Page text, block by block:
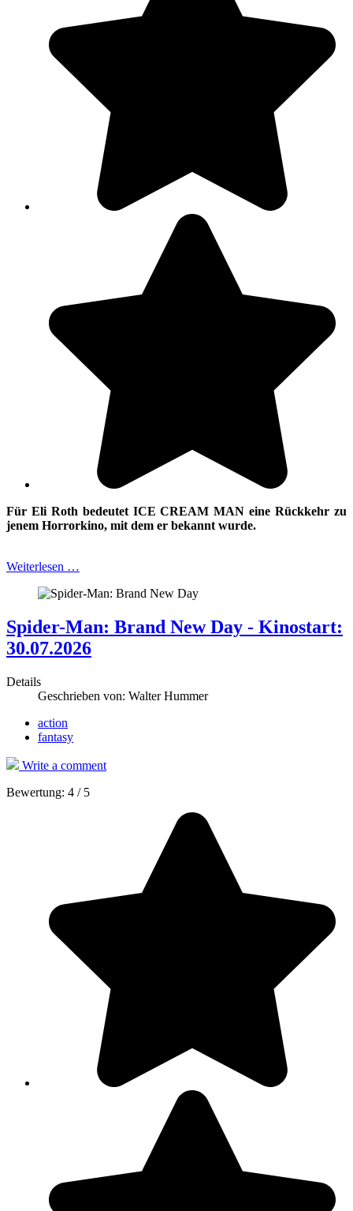
Für Eli Roth bedeutet ICE CREAM MAN eine Rückkehr zu
jenem Horrorkino, mit dem er bekannt wurde.
Weiterlesen …
Spider-Man: Brand New Day - Kinostart:
30.07.2026
Details
Geschrieben von: Walter Hummer
action
fantasy
Write a comment
Bewertung: 4 / 5